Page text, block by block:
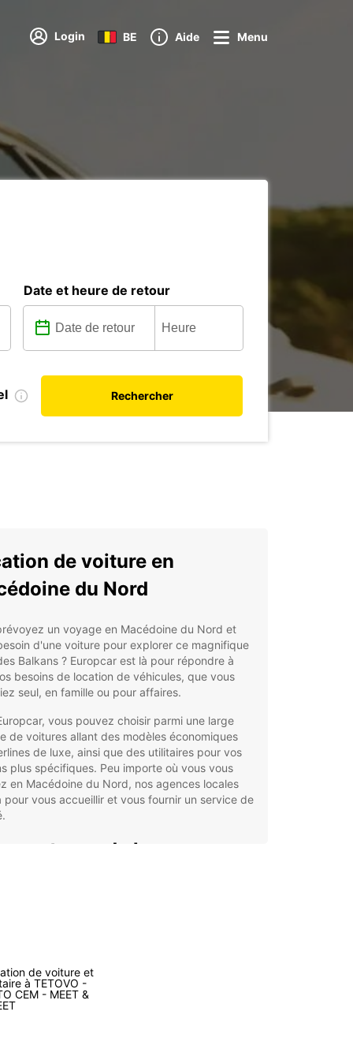
Login BE Aide Menu
Date et heure de retour
Rechercher
de voiture en
du Nord
un voyage en Macédoine du Nord et
d'une voiture pour explorer ce magnifique
Balkans ? Europcar est là pour répondre à
besoins de location de véhicules, que vous
seul, en famille ou pour affaires.
vous pouvez choisir parmi une large
de voitures allant des modèles économiques
de luxe, ainsi que des utilitaires pour vos
plus spécifiques. Peu importe où vous vous
en Macédoine du Nord, nos agences locales
pour vous accueillir et vous fournir un service de
avantages de louer une
gamme de véhicules pour répondre à tous les
locales pour un service de proximité et de
de voiture et
à TETOVO -
CEM - MEET &